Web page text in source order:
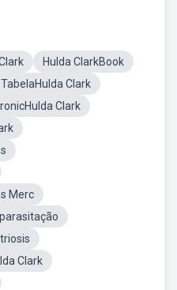
Hulda ClarkBook
TabelaHulda Clark
Clark
Merc
Clark